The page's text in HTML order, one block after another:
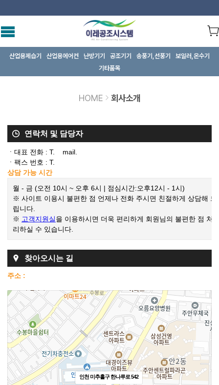
산업용제습기 산업용에어컨 난방기기 공조기기 송풍기,선풍기
보일러,온수기
기타품목
HOME 회사소개